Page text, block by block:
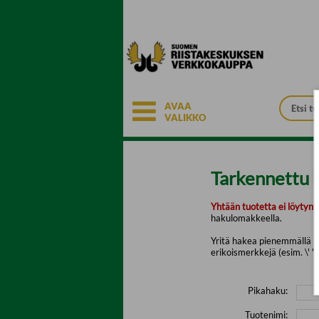
AVAA
VALIKKO
Tarkennettu
Yhtään tuotetta ei löytynyt.
hakulomakkeella.
Yritä hakea pienemmällä
erikoismerkkejä (esim. \' "
Pikahaku:
Tuotenimi: